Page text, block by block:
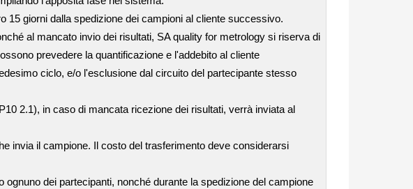
15 giorni dalla spedizione dei campioni al cliente successivo.
al mancato invio dei risultati, SA quality for metrology si riserva di
prevedere la quantificazione e l'addebito al cliente
ciclo, e/o l'esclusione dal circuito del partecipante stesso
2.1), in caso di mancata ricezione dei risultati, verrà inviata al
invia il campione. Il costo del trasferimento deve considerarsi
dei partecipanti, nonché durante la spedizione del campione